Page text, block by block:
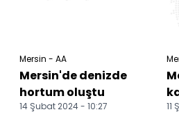
Mersin - AA
Mersin'de denizde
hortum oluştu
14 Şubat 2024 - 10:27 11